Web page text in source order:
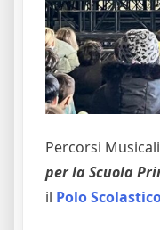
Percorsi
per la Scuola
il Polo